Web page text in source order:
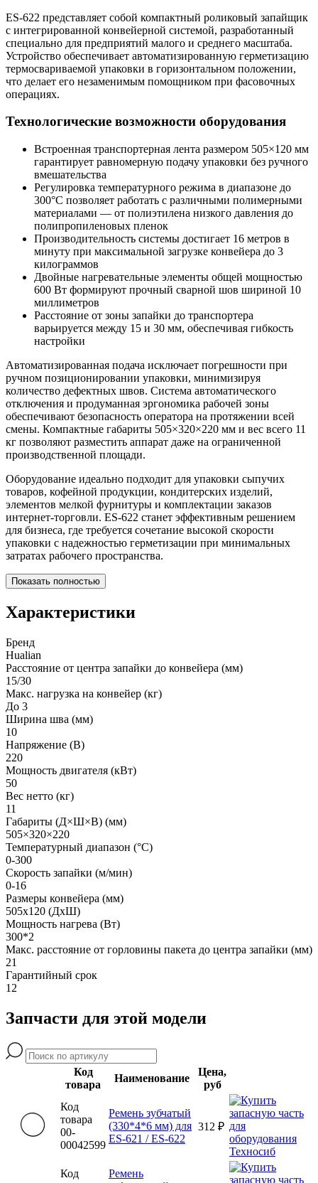
ES-622 представляет собой компактный роликовый запайщик
с интегрированной конвейерной системой, разработанный
специально для предприятий малого и среднего масштаба.
Устройство обеспечивает автоматизированную герметизацию
термосвариваемой упаковки в горизонтальном положении,
что делает его незаменимым помощником при фасовочных
операциях.
Технологические возможности оборудования
Встроенная транспортерная лента размером 505×120 мм
гарантирует равномерную подачу упаковки без ручного
вмешательства
Регулировка температурного режима в диапазоне до
300°C позволяет работать с различными полимерными
материалами — от полиэтилена низкого давления до
полипропиленовых пленок
Производительность системы достигает 16 метров в
минуту при максимальной загрузке конвейера до 3
килограммов
Двойные нагревательные элементы общей мощностью
600 Вт формируют прочный сварной шов шириной 10
миллиметров
Расстояние от зоны запайки до транспортера
варьируется между 15 и 30 мм, обеспечивая гибкость
настройки
Автоматизированная подача исключает погрешности при
ручном позиционировании упаковки, минимизируя
количество дефектных швов. Система автоматического
отключения и продуманная эргономика рабочей зоны
обеспечивают безопасность оператора на протяжении всей
смены. Компактные габариты 505×320×220 мм и вес всего 11
кг позволяют разместить аппарат даже на ограниченной
производственной площади.
Оборудование идеально подходит для упаковки сыпучих
товаров, кофейной продукции, кондитерских изделий,
элементов мелкой фурнитуры и комплектации заказов
интернет-торговли. ES-622 станет эффективным решением
для бизнеса, где требуется сочетание высокой скорости
упаковки с надежностью герметизации при минимальных
затратах рабочего пространства.
Показать полностью
Характеристики
Бренд
Hualian
Расстояние от центра запайки до конвейера (мм)
15/30
Макс. нагрузка на конвейер (кг)
До 3
Ширина шва (мм)
10
Напряжение (В)
220
Мощность двигателя (кВт)
50
Вес нетто (кг)
11
Габариты (Д×Ш×В) (мм)
505×320×220
Температурный диапазон (°С)
0-300
Скорость запайки (м/мин)
0-16
Размеры конвейера (мм)
505x120 (ДxШ)
Мощность нагрева (Вт)
300*2
Макс. расстояние от горловины пакета до центра запайки (мм)
21
Гарантийный срок
12
Запчасти для этой модели
Код
товара
Наименование
Цена,
руб
Код
товара
00-
00042599
Ремень зубчатый
(330*4*6 мм) для
ES-621 / ES-622
312 ₽
Код
Ремень